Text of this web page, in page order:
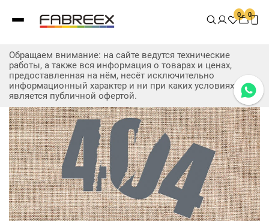
0 0
Обращаем внимание: на сайте ведутся технические
работы, а также вся информация о товарах и ценах,
предоставленная на нём, несёт исключительно
информационный характер и ни при каких условиях не
является публичной офертой.